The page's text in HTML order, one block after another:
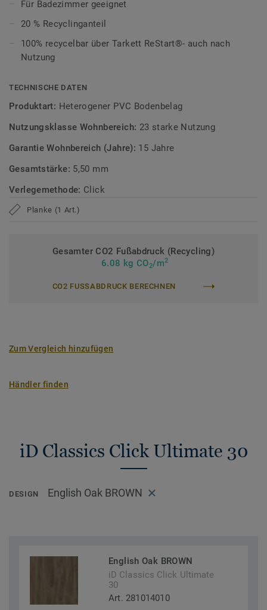
ultramatte Optik und schützt zuverlässig vor Kratzern,
Zirkulär gedacht
anerkannten Standards.
>> Erfahren Sie mehr über Tarkett Klick Vinyl.
Für Badezimmer geeignet
20 % Recyclinganteil
100% recycelbar über Tarkett ReStart®- auch nach
Nutzung
TECHNISCHE DATEN
Produktart: Heterogener PVC Bodenbelag
Nutzungsklasse Wohnbereich: 23 starke Nutzung
Garantie Wohnbereich (Jahre): 15 Jahre
Gesamtstärke: 5,50 mm
Verlegemethode: Click
Planke (1 Art.)
Gesamter CO2 Fußabdruck (Recycling)
6.08 kg CO2/m2
CO2 FUSSABDRUCK BERECHNEN
Zum Vergleich hinzufügen
Händler finden
iD Classics Click Ultimate 30
DESIGN English Oak BROWN
English Oak BROWN
iD Classics Click Ultimate
30
Art. 281014010